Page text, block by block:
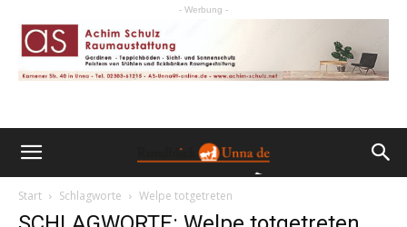
- Werbung -
Start Schlagworte Welpe totgetreten